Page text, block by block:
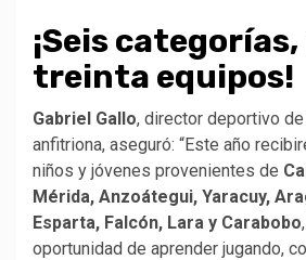
¡Seis
treinta equipos!
Gabriel Gallo, director deportivo
anfitriona, aseguró: “Este año
niños y jóvenes provenientes de
Mérida, Anzoátegui, Yaracuy,
Esparta, Falcón, Lara y Carabobo
oportunidad de aprender jugando,